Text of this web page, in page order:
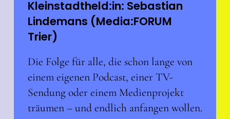
Kleinstadtheld:in: Sebastian
Lindemans (Media:FORUM
Trier)
Die Folge für alle, die schon lange von
einem eigenen Podcast, einer TV-
Sendung oder einem Medienprojekt
träumen – und endlich anfangen wollen.